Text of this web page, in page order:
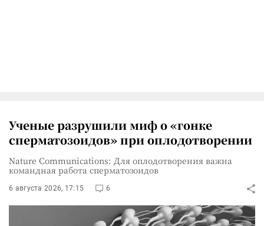
Ученые разрушили миф о «гонке
сперматозоидов» при оплодотворении
Nature Communications: Для оплодотворения важна
командная работа сперматозоидов
6 августа 2026, 17:15 6